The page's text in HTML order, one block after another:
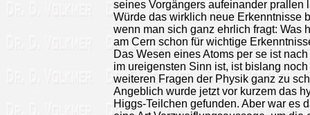
seines Vorgängers aufeinander prallen
Würde das wirklich neue Erkenntnisse
wenn man sich ganz ehrlich fragt: Was
am Cern schon für wichtige
Das Wesen eines Atoms per se ist
im ureigensten Sinn ist, ist bislang
weiteren Fragen der Physik ganz zu
Angeblich wurde jetzt vor kurzem das
Higgs-Teilchen gefunden. Aber war es